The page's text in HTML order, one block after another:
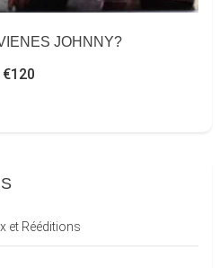
JOHNNY?
€120
et Rééditions